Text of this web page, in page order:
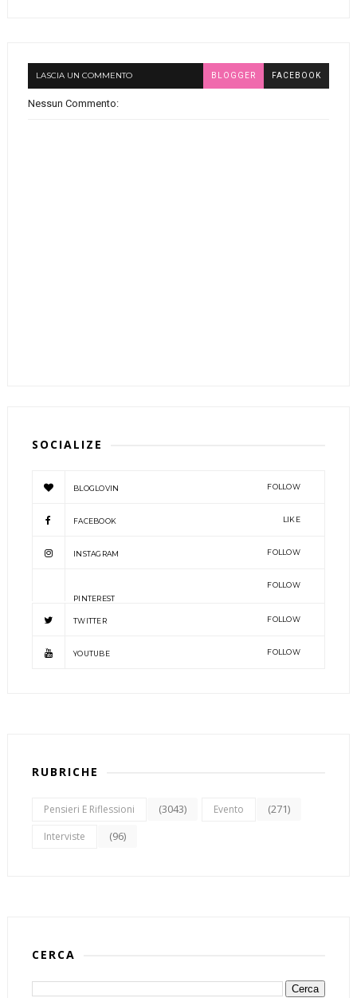
LASCIA UN COMMENTO BLOGGER FACEBOOK
Nessun Commento:
SOCIALIZE
BLOGLOVIN FOLLOW
FACEBOOK LIKE
INSTAGRAM FOLLOW
PINTEREST
FOLLOW
TWITTER FOLLOW
YOUTUBE FOLLOW
RUBRICHE
Pensieri E Riflessioni (3043) Evento (271)
Interviste (96)
CERCA